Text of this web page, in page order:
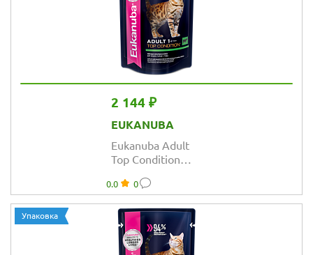
2 144 ₽
EUKANUBA
Eukanuba Adult
Top Condition
с говядиной в
соусе для
взрослых кошек
0.0 0
Упаковка